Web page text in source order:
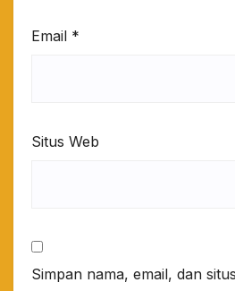
Email *
Situs Web
Simpan nama, email, dan